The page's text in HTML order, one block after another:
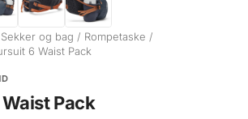
Sekker og bag / Rompetaske /
6 Waist Pack
Pack